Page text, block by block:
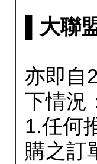
▌大聯
亦即自
下情況
1.任何
購之訂